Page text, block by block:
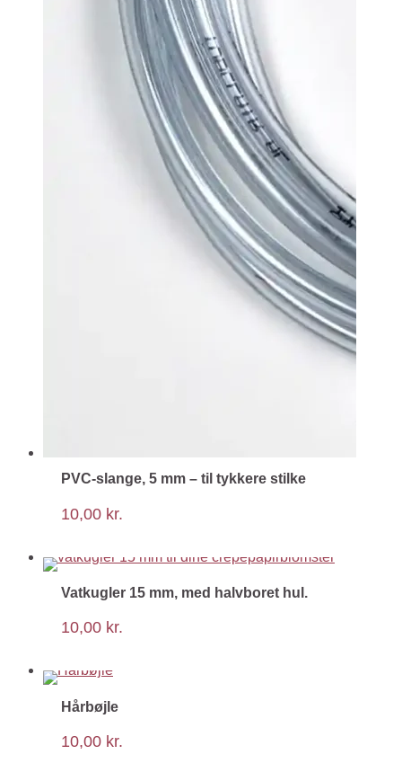
PVC-slange, 5 mm – til tykkere stilke
10,00 kr.
Vatkugler 15 mm, med halvboret hul.
10,00 kr.
Hårbøjle
10,00 kr.